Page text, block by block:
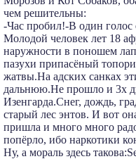
чем решительны:
-Час пробил!-В один голос
Молодой человек лет 18
наружности в поношем
пазухи припасёный
жатвы.На адских санках
дальнюю.Не прошло и 3х
Изенгарда.Снег, дождь,
старый лес энтов. И вот
пришла и много много
попёрло, ибо наркотики
Ну, а мораль здесь